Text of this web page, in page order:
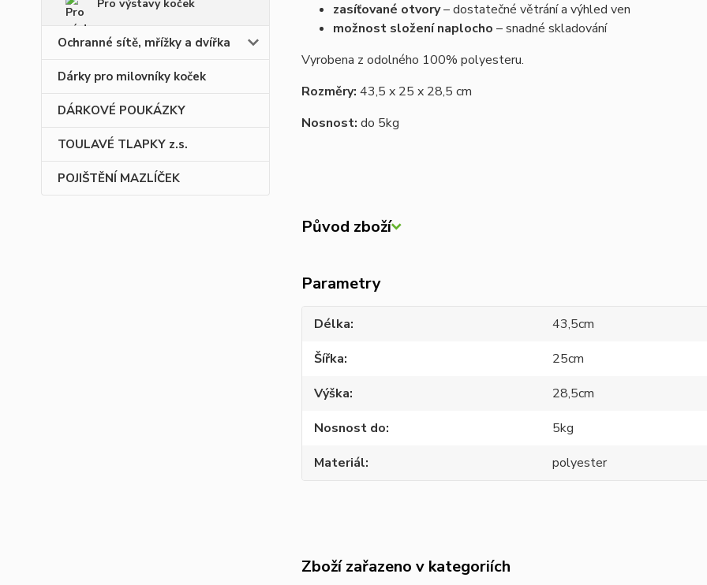
Pro výstavy koček
Ochranné sítě, mřížky a dvířka
Dárky pro milovníky koček
DÁRKOVÉ POUKÁZKY
TOULAVÉ TLAPKY z.s.
POJIŠTĚNÍ MAZLÍČEK
zasíťované otvory– dostatečné větrání a výhled ven
možnost složení naplocho – snadné skladování
Vyrobena z odolného 100% polyesteru.
Rozměry: 43,5 x 25 x 28,5 cm
Nosnost: do 5kg
Původ zboží
Parametry
Délka
43,5cm
Šířka
25cm
Výška
28,5cm
Nosnost do
5kg
Materiál
polyester
Zboží zařazeno v kategoriích